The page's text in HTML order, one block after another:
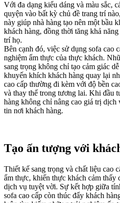
Với đa dạng kiểu dáng và màu sắc,
quyện vào bất kỳ chủ đề trang trí
này giúp nhà hàng tạo nên một bầu
khách hàng, đồng thời tăng khả
trí họ.
Bên cạnh đó, việc sử dụng sofa cao
nghiệm ẩm thực của thực khách.
sang trọng không chỉ tạo cảm giác
khuyến khích khách hàng quay lại
cao cấp thường đi kèm với độ bền
và thay thế trong tương lai. Khi đầu
hàng không chỉ nâng cao giá trị
tin nơi khách hàng.
Tạo ấn tượng với
Thiết kế sang trọng và chất liệu cao
ẩm thực, khiến thực khách cảm thấy
dịch vụ tuyệt vời. Sự kết hợp giữa
sofa cao cấp còn thúc đẩy khách